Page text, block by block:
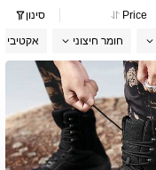
Price סינון
חומר חיצוני אקטיבי